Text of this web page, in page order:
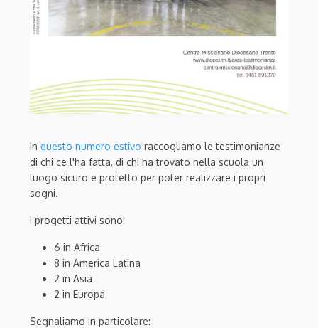
In questo numero estivo raccogliamo le testimonianze
di chi ce l'ha fatta, di chi ha trovato nella scuola un
luogo sicuro e protetto per poter realizzare i propri
sogni.
I progetti attivi sono:
6 in Africa
8 in America Latina
2 in Asia
2 in Europa
Segnaliamo in particolare: